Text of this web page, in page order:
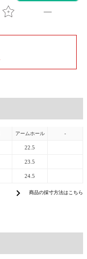
—
アームホール -
22.5
23.5
24.5
chevron_right 商品の採寸方法はこちら